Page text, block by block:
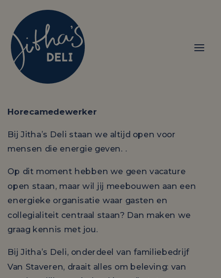
Horecamedewerker
Bij Jitha’s Deli staan we altijd open voor
mensen die energie geven. .
Op dit moment hebben we geen vacature
open staan, maar wil jij meebouwen aan een
energieke organisatie waar gasten en
collegialiteit centraal staan? Dan maken we
graag kennis met jou.
Bij Jitha’s Deli, onderdeel van familiebedrijf
Van Staveren, draait alles om beleving: van